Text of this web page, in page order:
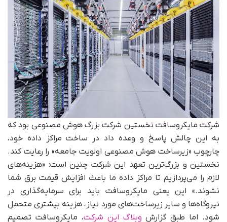
شرکت مایکروسافت نخستین شرکت بزرگ هوش مصنوعی بود که
به این چالش پاسخ و وعده داد در ساخت مراکز داده خود،
چارچوب «زیرساخت هوش مصنوعی اولویت جامعه» را رعایت کند.
نخستین و بزرگ‌ترین تعهد این شرکت چنین است: «هزینه‌های
لازم را می‌پردازیم تا مراکز داده ما باعث افزایش قیمت برق شما
نشوند.» این یعنی مایکروسافت باید برای سرمایه‌گذاری در
نیروگاه‌ها و سایر زیرساخت‌های مورد نیاز، هزینه بیشتری متحمل
شود. اما طبق گزارش وبلاگ این شرکت، مایکروسافت تصمیم